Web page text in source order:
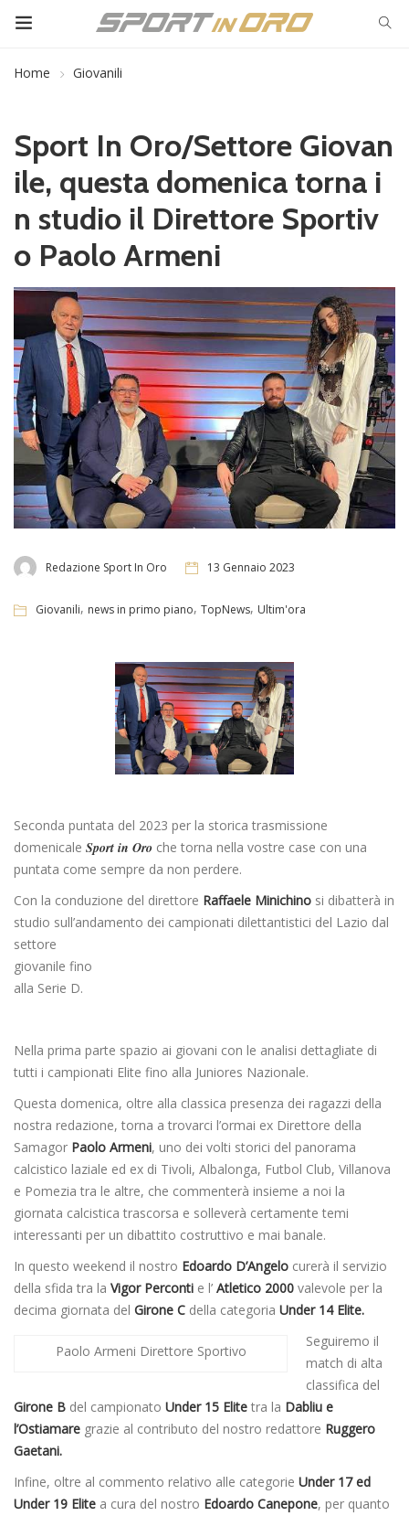
Home Giovanili
Sport In Oro/Settore Giovan
ile, questa domenica torna i
n studio il Direttore Sportiv
o Paolo Armeni
Redazione Sport In Oro 13 Gennaio 2023
Giovanili, news in primo piano, TopNews, Ultim'ora
Seconda puntata del 2023 per la storica trasmissione
domenicale Sport in Oro che torna nella vostre case con una
puntata come sempre da non perdere.
Con la conduzione del direttore Raffaele Minichino si dibatterà in
studio sull’andamento dei campionati dilettantistici del Lazio dal
settore
giovanile fino
alla Serie D.
Nella prima parte spazio ai giovani con le analisi dettagliate di
tutti i campionati Elite fino alla Juniores Nazionale.
Questa domenica, oltre alla classica presenza dei ragazzi della
nostra redazione, torna a trovarci l’ormai ex Direttore della
Samagor Paolo Armeni, uno dei volti storici del panorama
calcistico laziale ed ex di Tivoli, Albalonga, Futbol Club, Villanova
e Pomezia tra le altre, che commenterà insieme a noi la
giornata calcistica trascorsa e solleverà certamente temi
interessanti per un dibattito costruttivo e mai banale.
In questo weekend il nostro Edoardo D’Angelo curerà il servizio
della sfida tra la Vigor Perconti e l’ Atletico 2000 valevole per la
decima giornata del Girone C della categoria Under 14 Elite.
Paolo Armeni Direttore Sportivo
Seguiremo il
match di alta
classifica del
Girone B del campionato Under 15 Elite tra la Dabliu e
l’Ostiamare grazie al contributo del nostro redattore Ruggero
Gaetani.
Infine, oltre al commento relativo alle categorie Under 17 ed
Under 19 Elite a cura del nostro Edoardo Canepone, per quanto